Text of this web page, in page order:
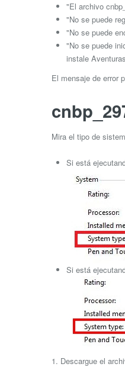
"El archivo
"No se puede
"No se puede
"No se puede
instale
El mensaje de error
Mira el tipo de
Si está
Si está
1. Descargue el